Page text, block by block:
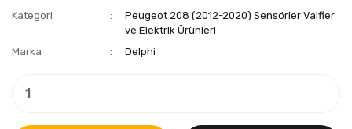
Kategori
Peugeot 208 (2012-2020) Sensörler Valfler
ve Elektrik Ürünleri
Marka
Delphi